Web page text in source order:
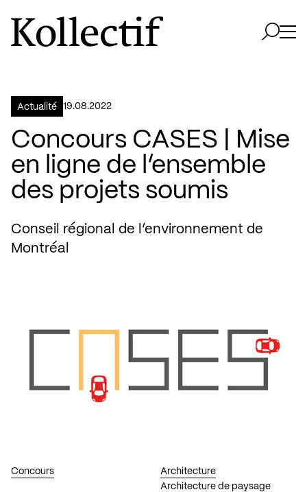
Aller à la page d'accueil
Logo Kollectif
Actualité 19.08.2022
Concours CASES | Mise
en ligne de l’ensemble
des projets soumis
Conseil régional de l’environnement de
Montréal
Concours
Architecture
Architecture de paysage